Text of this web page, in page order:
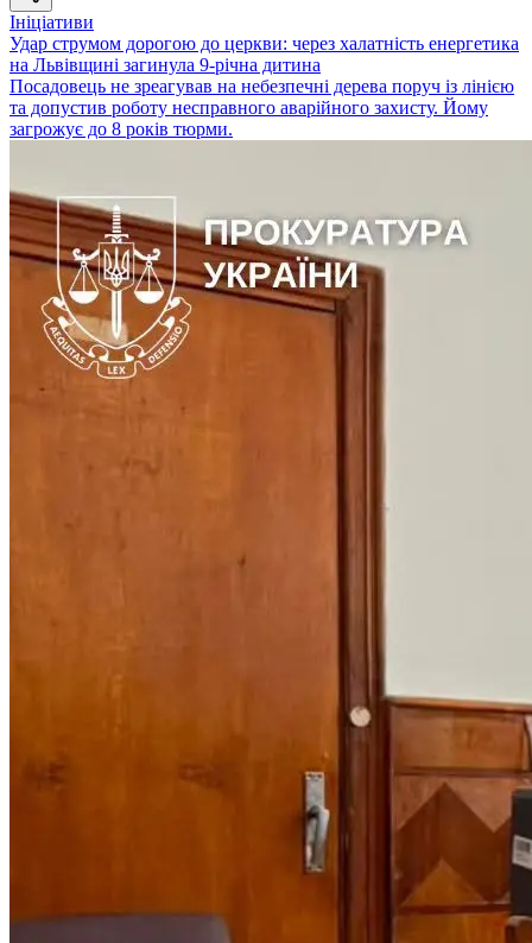
Ініціативи
Удар струмом дорогою до церкви: через халатність енергетика
на Львівщині загинула 9-річна дитина
Посадовець не зреагував на небезпечні дерева поруч із лінією
та допустив роботу несправного аварійного захисту. Йому
загрожує до 8 років тюрми.